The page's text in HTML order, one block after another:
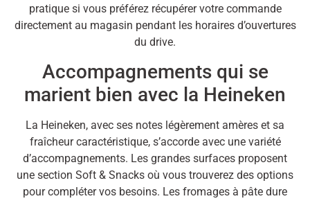
pratique si vous préférez récupérer votre commande
directement au magasin pendant les horaires d’ouvertures
du drive.
Accompagnements qui se
marient bien avec la Heineken
La Heineken, avec ses notes légèrement amères et sa
fraîcheur caractéristique, s’accorde avec une variété
d’accompagnements. Les grandes surfaces proposent
une section Soft & Snacks où vous trouverez des options
pour compléter vos besoins. Les fromages à pâte dure